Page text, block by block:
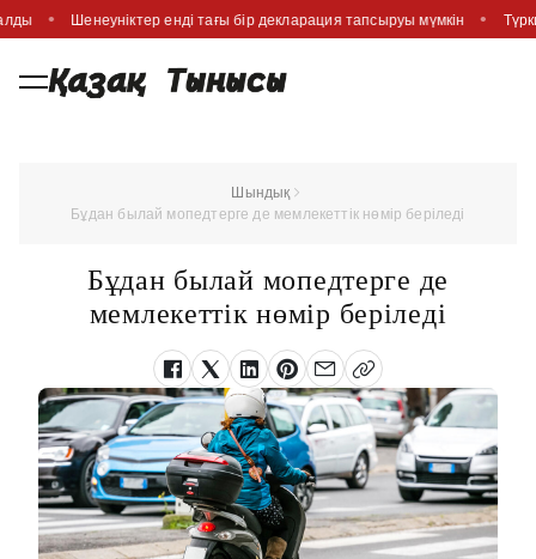
Шенеуніктер енді тағы бір декларация тапсыруы мүмкін
Шындық
Бұдан былай мопедтерге де мемлекеттік нөмір беріледі
Бұдан былай мопедтерге де
мемлекеттік нөмір беріледі